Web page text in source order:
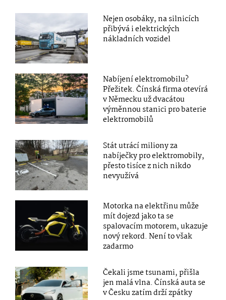
Nejen osobáky, na silnicích
přibývá i elektrických
nákladních vozidel
Nabíjení elektromobilu?
Přežitek. Čínská firma otevírá
v Německu už dvacátou
výměnnou stanici pro baterie
elektromobilů
Stát utrácí miliony za
nabíječky pro elektromobily,
přesto tisíce z nich nikdo
nevyužívá
Motorka na elektřinu může
mít dojezd jako ta se
spalovacím motorem, ukazuje
nový rekord. Není to však
zadarmo
Čekali jsme tsunami, přišla
jen malá vlna. Čínská auta se
v Česku zatím drží zpátky